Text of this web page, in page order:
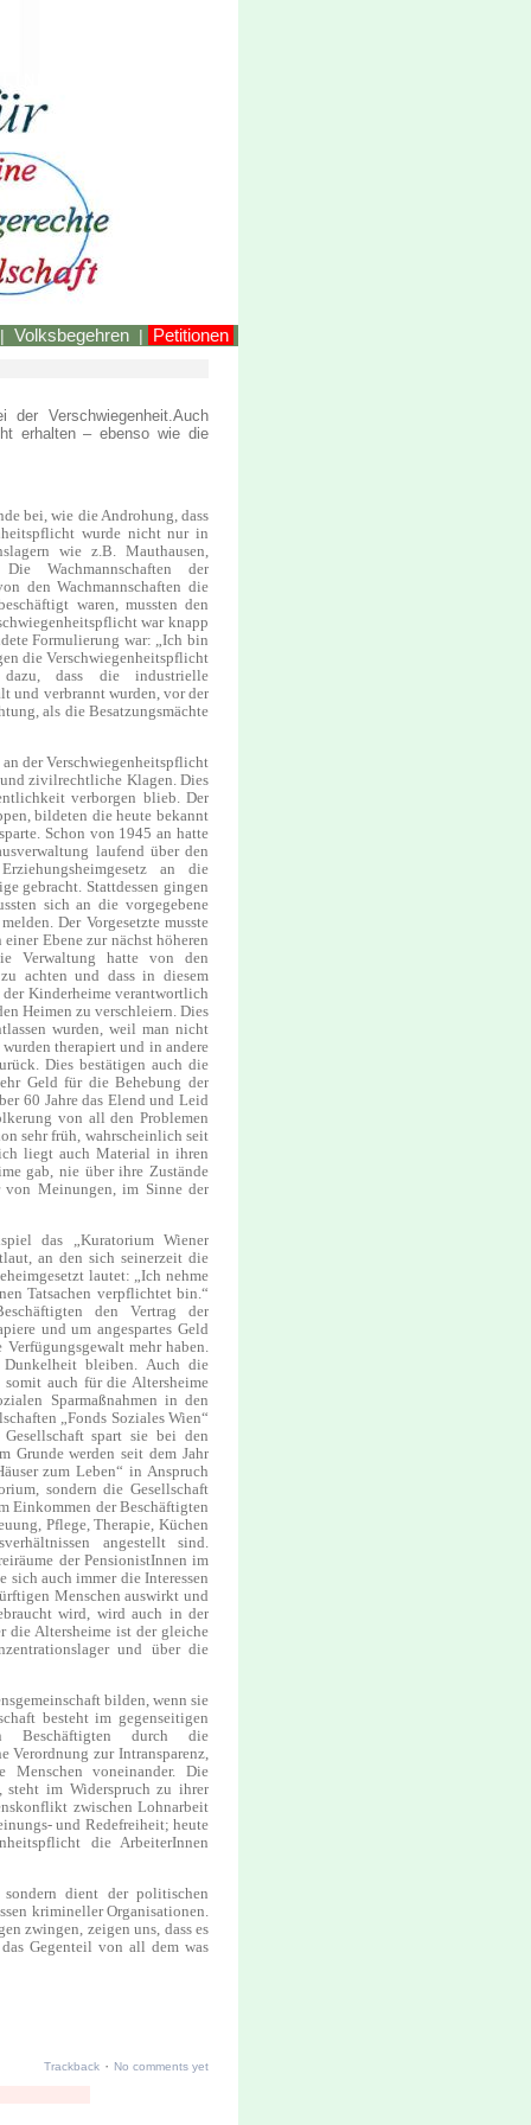
| Volksbegehren | Petitionen
Verschwiegenheit.Auch
erhalten – ebenso wie die
bei, wie die Androhung, dass
wurde nicht nur in
wie z.B. Mauthausen,
Wachmannschaften der
den Wachmannschaften die
waren, mussten den
war knapp
Formulierung war: „Ich bin
die Verschwiegenheitspflicht
dazu, dass die industrielle
und verbrannt wurden, vor der
als die Besatzungsmächte
der Verschwiegenheitspflicht
zivilrechtliche Klagen. Dies
verborgen blieb. Der
bildeten die heute bekannt
Schon von 1945 an hatte
laufend über den
an die
gebracht. Stattdessen gingen
sich an die vorgegebene
Der Vorgesetzte musste
Ebene zur nächst höheren
Verwaltung hatte von den
achten und dass in diesem
Kinderheime verantwortlich
Heimen zu verschleiern. Dies
wurden, weil man nicht
therapiert und in andere
Dies bestätigen auch die
Geld für die Behebung der
60 Jahre das Elend und Leid
von all den Problemen
sehr früh, wahrscheinlich seit
liegt auch Material in ihren
gab, nie über ihre Zustände
von Meinungen, im Sinne der
das „Kuratorium Wiener
an den sich seinerzeit die
lautet: „Ich nehme
Tatsachen verpflichtet bin.“
den Vertrag der
und um angespartes Geld
mehr haben.
bleiben. Auch die
somit auch für die Altersheime
Sparmaßnahmen in den
„Fonds Soziales Wien“
spart sie bei den
Grunde werden seit dem Jahr
zum Leben“ in Anspruch
sondern die Gesellschaft
Einkommen der Beschäftigten
Pflege, Therapie, Küchen
angestellt sind.
der PensionistInnen im
sich auch immer die Interessen
Menschen auswirkt und
wird, wird auch in der
die Altersheime ist der gleiche
und über die
bilden, wenn sie
besteht im gegenseitigen
Beschäftigten durch die
zur Intransparenz,
voneinander. Die
steht im Widerspruch zu ihrer
zwischen Lohnarbeit
und Redefreiheit; heute
die ArbeiterInnen
dient der politischen
krimineller Organisationen.
zwingen, zeigen uns, dass es
Gegenteil von all dem was
Trackback · No comments yet